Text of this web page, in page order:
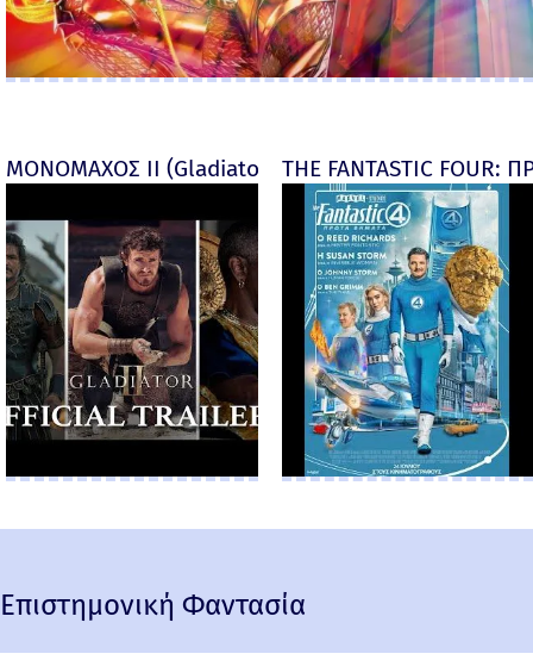
ΜΟΝΟΜΑΧΟΣ ΙΙ (Gladiator II) -THE FANTASTIC
Επιστημονική Φαντασία